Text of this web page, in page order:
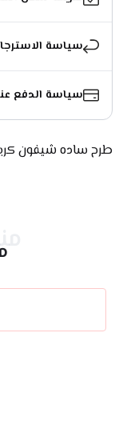
سياسة
سياسة الدفع
﻿طرح ساده شيفون